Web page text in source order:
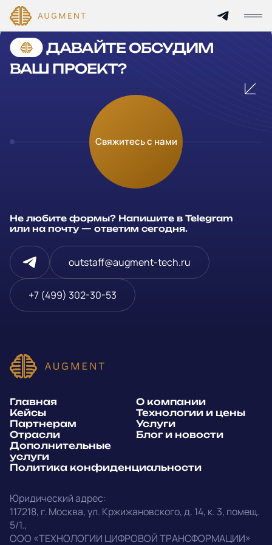
Написать в Telegram
outstaff@augment-tech.ru
Главная
Технологии и цены
Услуги
Отрасли
Блог и новости
Политика
конфиденциальности
Cannot find 'services' template with page 'detail'
ДАВАЙТЕ ОБСУДИМ
ВАШ ПРОЕКТ?
Свяжитесь с нами
Не любите формы? Напишите в Telegram
или на почту — ответим сегодня.
outstaff@augment-tech.ru
+7 (499) 302-30-53
Юридический адрес:
117218, г. Москва,ул. Кржижановского, д. 14, к. 3, помещ.
5/1.,
ООО «ТЕХНОЛОГИИ ЦИФРОВОЙ ТРАНСФОРМАЦИИ»
Главная
О компании
Кейсы
Технологии и цены
Партнерам
Услуги
Отрасли
Блог и новости
Дополнительные
услуги
Политика конфиденциальности
Оставьте заявку
Заполните и отправьте данные и мы свяжемся с вами в
течение рабочего дня
Компания
Телефон*
E-mail
Telegram
WhatsApp
E-mail
Позвонить
Напишите, какие специалисты, в каком количестве и как
срочно нужны на ваш проект
Прикрепить файл